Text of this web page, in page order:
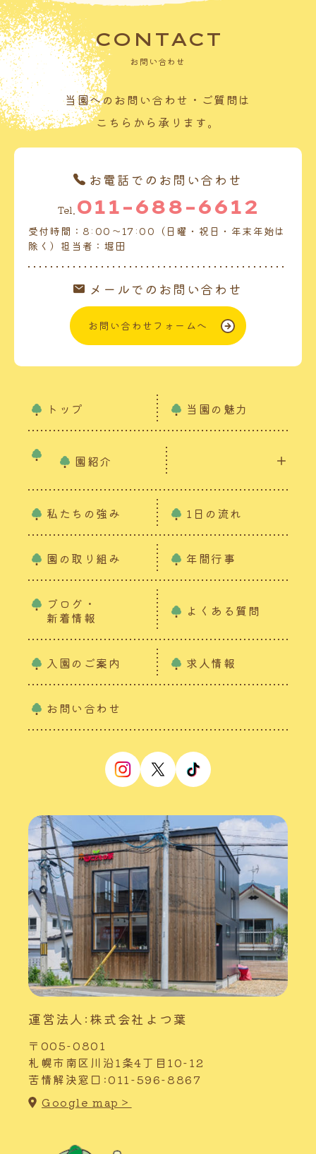
CONTACT
お問い合わせ
当園へのお問い合わせ・ご質問は
こちらから承ります。
お電話でのお問い合わせ
Tel. 011-688-6612
受付時間：8:00～17:00（日曜・祝日・年末年始は
除く）担当者：堀田
メールでのお問い合わせ
お問い合わせフォームへ
トップ 当園の魅力
園紹介
私たちの強み 1日の流れ
園の取り組み 年間行事
ブログ・
新着情報
よくある質問
入園のご案内 求人情報
お問い合わせ
運営法人:株式会社よつ葉
〒005-0801
札幌市南区川沿1条4丁目10-12
苦情解決窓口:011-596-8867
Google map＞